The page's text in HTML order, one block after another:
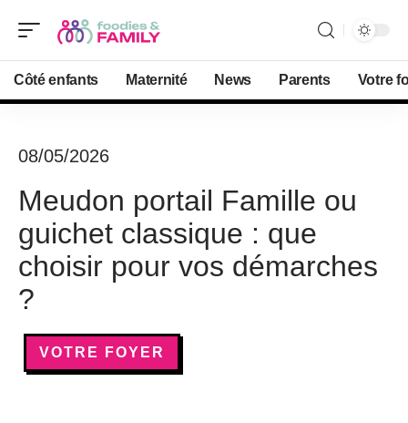
Côté enfants Maternité News Parents Votre
08/05/2026
Meudon portail Famille ou
guichet classique : que
choisir pour vos démarches
?
VOTRE FOYER